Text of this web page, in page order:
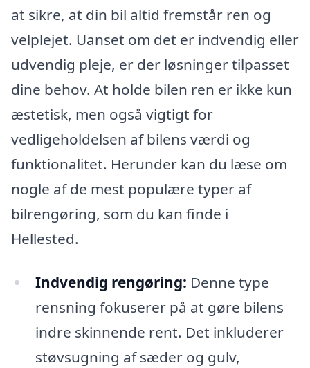
at sikre, at din bil altid fremstår ren og
velplejet. Uanset om det er indvendig eller
udvendig pleje, er der løsninger tilpasset
dine behov. At holde bilen ren er ikke kun
æstetisk, men også vigtigt for
vedligeholdelsen af bilens værdi og
funktionalitet. Herunder kan du læse om
nogle af de mest populære typer af
bilrengøring, som du kan finde i
Hellested.
Indvendig rengøring: Denne type
rensning fokuserer på at gøre bilens
indre skinnende rent. Det inkluderer
støvsugning af sæder og gulv,